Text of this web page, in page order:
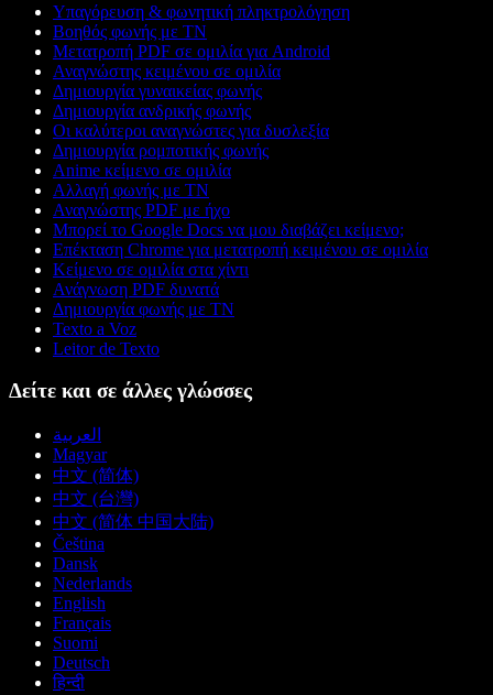
Υπαγόρευση & φωνητική πληκτρολόγηση
Βοηθός φωνής με ΤΝ
Μετατροπή PDF σε ομιλία για Android
Αναγνώστης κειμένου σε ομιλία
Δημιουργία γυναικείας φωνής
Δημιουργία ανδρικής φωνής
Οι καλύτεροι αναγνώστες για δυσλεξία
Δημιουργία ρομποτικής φωνής
Anime κείμενο σε ομιλία
Αλλαγή φωνής με ΤΝ
Αναγνώστης PDF με ήχο
Μπορεί το Google Docs να μου διαβάζει κείμενο;
Επέκταση Chrome για μετατροπή κειμένου σε ομιλία
Κείμενο σε ομιλία στα χίντι
Ανάγνωση PDF δυνατά
Δημιουργία φωνής με ΤΝ
Texto a Voz
Leitor de Texto
Δείτε και σε άλλες γλώσσες
العربية
Magyar
中文 (简体)
中文 (台灣)
中文 (简体 中国大陆)
Čeština
Dansk
Nederlands
English
Français
Suomi
Deutsch
हिन्दी